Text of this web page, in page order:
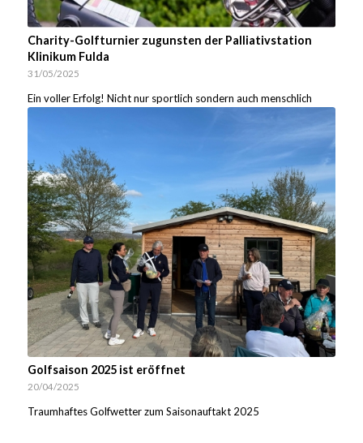
Charity-Golfturnier zugunsten der Palliativstation
Klinikum Fulda
31/05/2025
Ein voller Erfolg! Nicht nur sportlich sondern auch menschlich
Golfsaison 2025 ist eröffnet
20/04/2025
Traumhaftes Golfwetter zum Saisonauftakt 2025